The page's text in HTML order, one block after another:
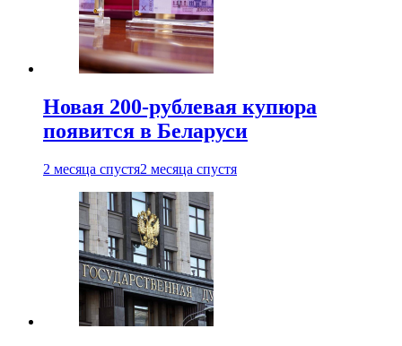
Новая 200-рублевая купюра
появится в Беларуси
2 месяца спустя2 месяца спустя